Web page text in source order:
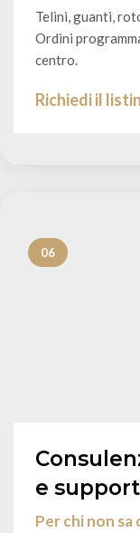
Telini, guanti,
Ordini
centro.
Richiedi il
06
e
Per chi non